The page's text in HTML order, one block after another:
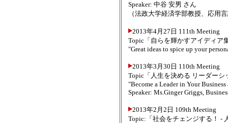
Speaker: 中谷 安男 さん
（法政大学経済学部教授、応用
2013年4月27日 111th Meeting
Topic「自らを輝かすアイディア
"Great ideas to spice up your
2013年3月30日 110th Meeting
Topic「人生を決める リーダー
"Become a Leader in Your
Speaker: Ms.Ginger Griggs,
2013年2月2日 109th Meeting
Topic:「社会をチェンジする！ -